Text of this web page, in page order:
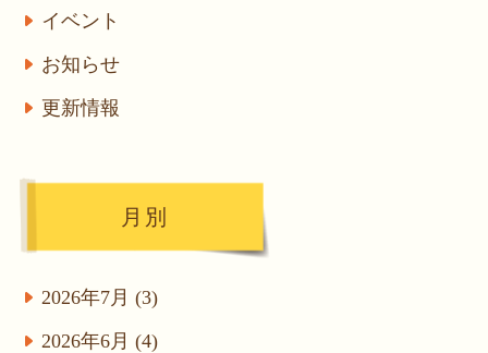
イベント
お知らせ
更新情報
月別
2026年7月 (3)
2026年6月 (4)